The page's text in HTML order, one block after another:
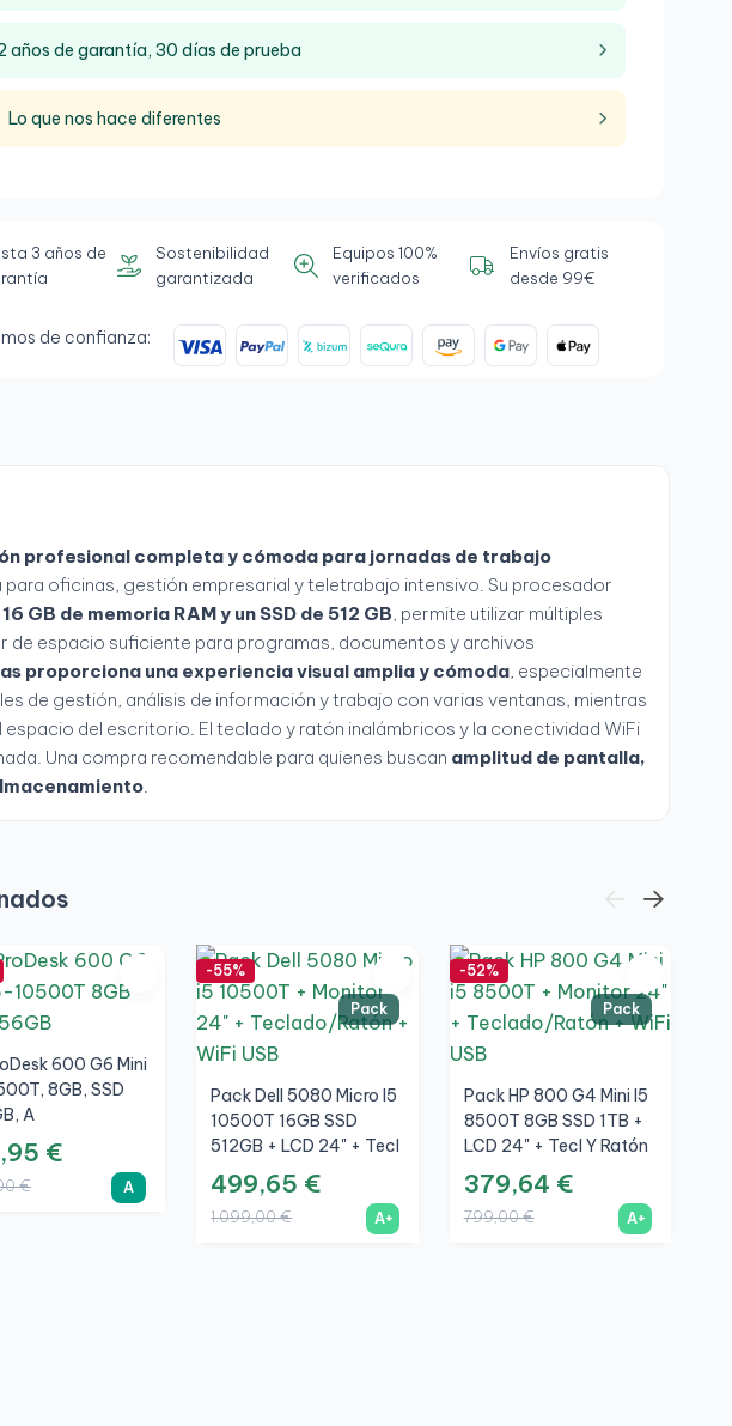
años de garantía, 30 días de prueba
Lo que nos hace diferentes
3 años de
Sostenibilidad
garantizada
Equipos 100%
verificados
Envíos gratis
desde 99€
de confianza:
profesional completa y cómoda para jornadas de trabajo
oficinas, gestión empresarial y teletrabajo intensivo. Su procesador
16 GB de memoria RAM y un SSD de 512 GB, permite utilizar múltiples
de espacio suficiente para programas, documentos y archivos
proporciona una experiencia visual amplia y cómoda, especialmente
de gestión, análisis de información y trabajo con varias ventanas, mientras
del escritorio. El teclado y ratón inalámbricos y la conectividad WiFi
Una compra recomendable para quienes buscan amplitud de pantalla,
.
600 G6 Mini
8GB, SSD
A
€
€ A
Pack
-55%
Pack Dell 5080 Micro I5
10500T 16GB SSD
512GB + LCD 24" + Tecl
Y Ratón Inalámbrico +
WiFi
499,65 €
1.099,00 € A+
Pack
-52%
Pack HP 800 G4 Mini I5
8500T 8GB SSD 1TB +
LCD 24" + Tecl Y Ratón
Inalámbrico + WiFi
379,64 €
799,00 € A+